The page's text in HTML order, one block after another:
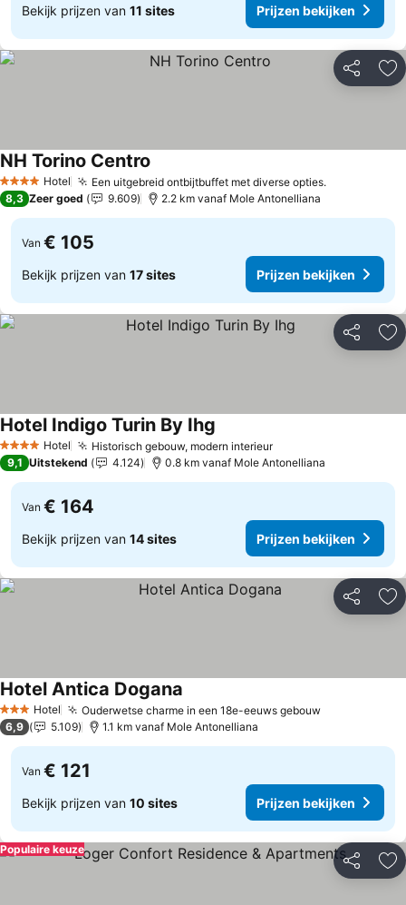
Bekijk prijzen van 11 sites Prijzen bekijken
Delen
4 SterrenHotel Een uitgebreid ontbijtbuffet met diverse opties.
NH Torino Centro
8,3 Zeer goed 9.609 2.2 km vanaf Mole Antonelliana
Van € 105
Bekijk prijzen van 17 sites Prijzen bekijken
Delen
4 SterrenHotel Historisch gebouw, modern interieur
Hotel Indigo Turin By Ihg
9,1 Uitstekend 4.124 0.8 km vanaf Mole Antonelliana
Van € 164
Bekijk prijzen van 14 sites Prijzen bekijken
Delen
3 SterrenHotel Ouderwetse charme in een 18e-eeuws gebouw
Hotel Antica Dogana
6,9 5.109 1.1 km vanaf Mole Antonelliana
Van € 121
Bekijk prijzen van 10 sites Prijzen bekijken
Delen
Populaire keuze